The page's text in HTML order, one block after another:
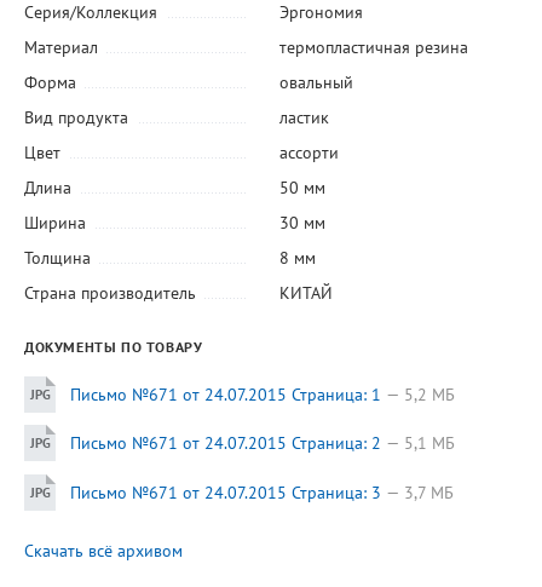
Серия/Коллекция
Эргономия
Материал
термопластичная резина
Форма
овальный
Вид продукта
ластик
Цвет
ассорти
Длина
50 мм
Ширина
30 мм
Толщина
8 мм
Страна производитель
КИТАЙ
ДОКУМЕНТЫ ПО ТОВАРУ
Письмо №671 от 24.07.2015 Страница: 1 5,2 МБ
Письмо №671 от 24.07.2015 Страница: 2 5,1 МБ
Письмо №671 от 24.07.2015 Страница: 3 3,7 МБ
Скачать всё архивом